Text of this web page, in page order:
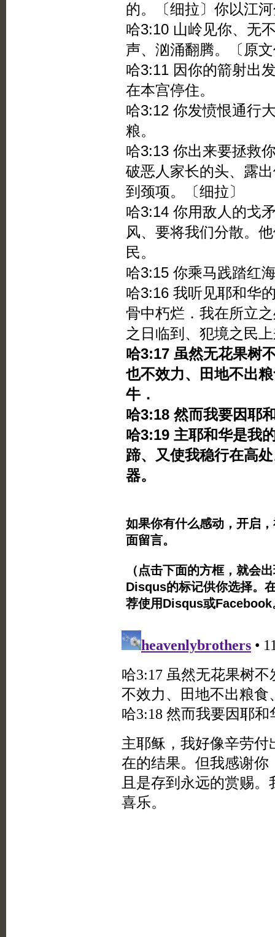
的。〔细拉〕你以江
哈3:10 山岭见你、无
声、汹涌翻腾。〔原
哈3:11 因你的箭射出
在本宫停住。
哈3:12 你发愤恨通行
粮。
哈3:13 你出来要拯救
破恶人家长的头、露
到颈项。〔细拉〕
哈3:14 你用敌人的戈
风、要将我们分散。
民。
哈3:15 你乘马践踏红
哈3:16 我听见耶和华
骨中朽烂．我在所立
之日临到、犯境之民
哈3:17 虽然无花果树
也不效力、田地不出
牛．
哈3:18 然而我要因耶
哈3:19 主耶和华是我
蹄、又使我稳行在高
器。
如果你有什么感动，开启
面留言。
（点击下面的方框，就会
Disqus的标记供你选择。
荐使用Disqus或